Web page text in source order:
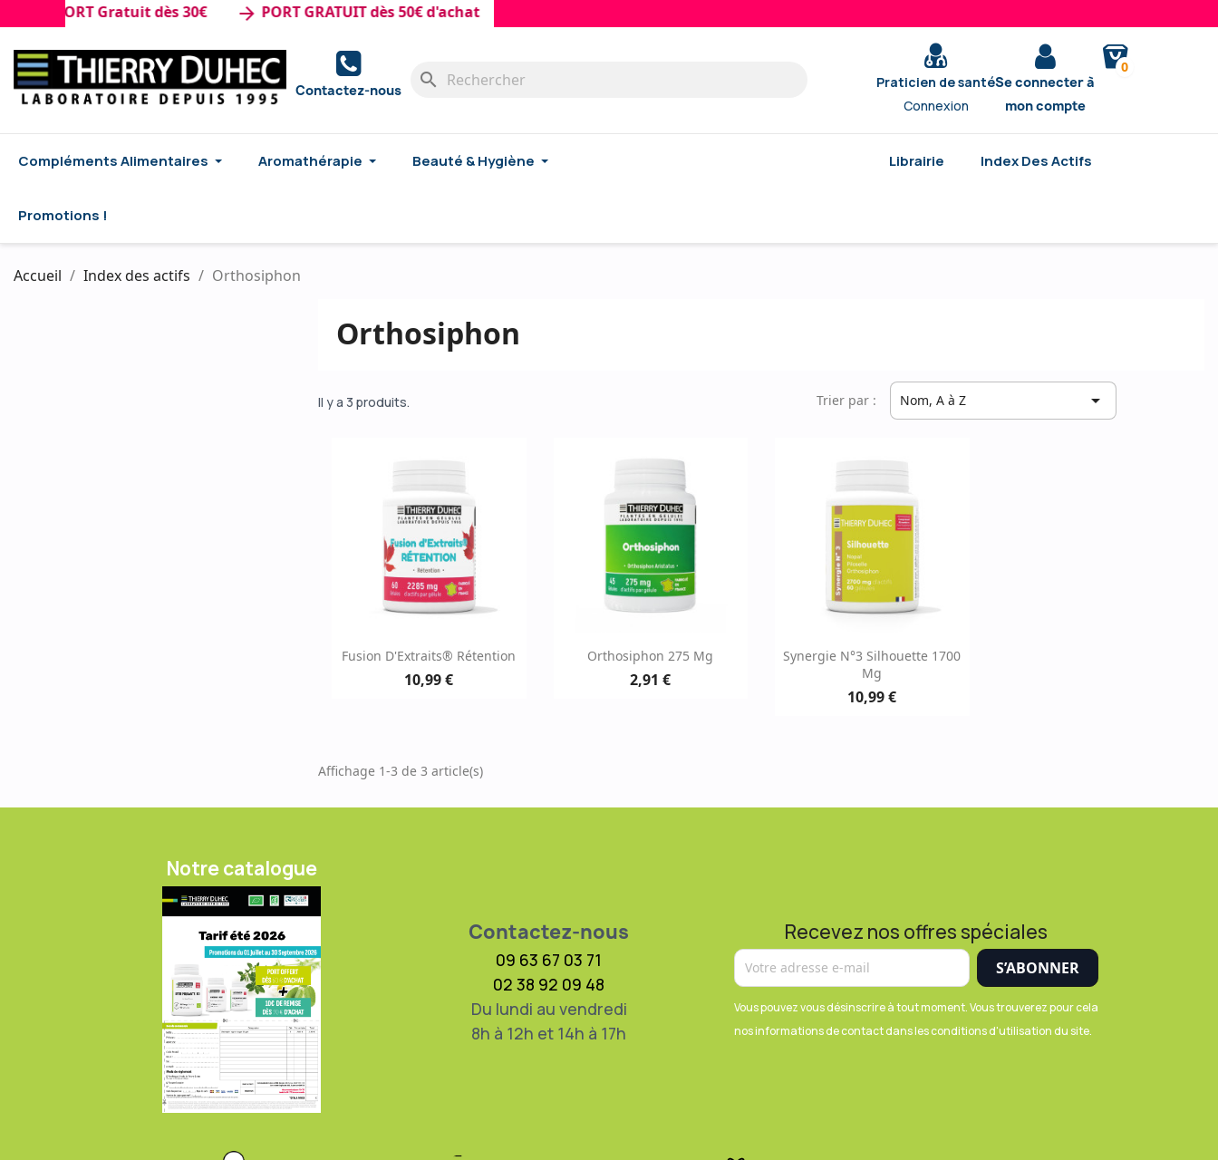
: PORT Gratuit dès 30€ arrow_forwardPORT GRATUIT dès 50€ d'achat
Contactez-nous search
Praticien de santé
Connexion
Se connecter à
mon compte
0
Compléments Alimentaires Aromathérapie Beauté & Hygiène Librairie Index Des Actifs
Promotions !
Accueil Index des actifs Orthosiphon
Orthosiphon
Il y a 3 produits. Trier par : Nom, A à Z 
Aperçu rapide
Fusion D'Extraits® Rétention
10,99 €
Aperçu rapide
Orthosiphon 275 Mg
2,91 €
Aperçu rapide
Synergie N°3 Silhouette 1700
Mg
10,99 €
Affichage 1-3 de 3 article(s)
Notre catalogue
Contactez-nous
09 63 67 03 71
02 38 92 09 48
Du lundi au vendredi
8h à 12h et 14h à 17h
Recevez nos offres spéciales
Vous pouvez vous désinscrire à tout moment. Vous trouverez pour cela
nos informations de contact dans les conditions d'utilisation du site.